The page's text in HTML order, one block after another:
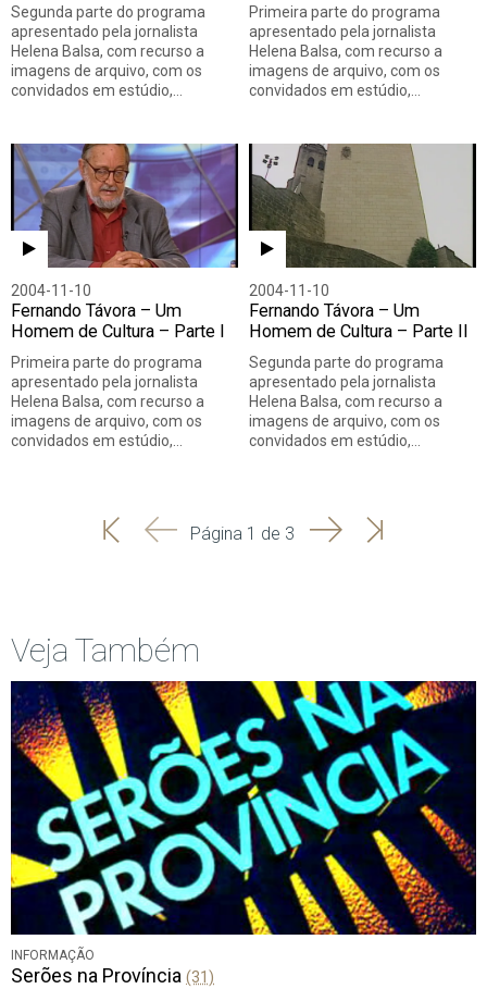
Segunda parte do programa
apresentado pela jornalista
Helena Balsa, com recurso a
imagens de arquivo, com os
convidados em estúdio,…
Primeira parte do programa
apresentado pela jornalista
Helena Balsa, com recurso a
imagens de arquivo, com os
convidados em estúdio,…
2004-11-10
Fernando Távora – Um
Homem de Cultura – Parte I
Primeira parte do programa
apresentado pela jornalista
Helena Balsa, com recurso a
imagens de arquivo, com os
convidados em estúdio,…
2004-11-10
Fernando Távora – Um
Homem de Cultura – Parte II
Segunda parte do programa
apresentado pela jornalista
Helena Balsa, com recurso a
imagens de arquivo, com os
convidados em estúdio,…
'
'
Página 1 de 3 SeguinteÚltima
Veja Também
INFORMAÇÃO
Serões na Província (31)